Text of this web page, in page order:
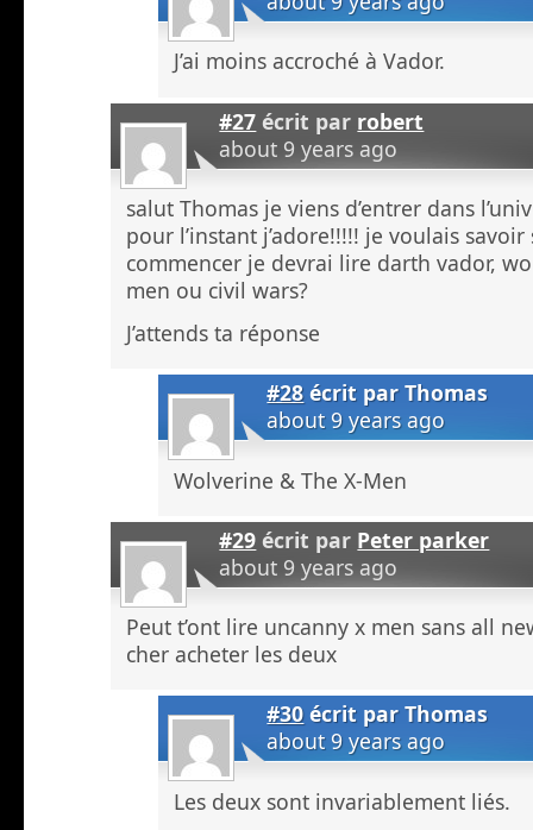
J’ai moins accroché à Vador.
#27 écrit par robert
about 9 years ago
salut Thomas je viens d’entrer dans
pour l’instant j’adore!!!!! je voulais
commencer je devrai lire darth vador,
men ou civil wars?
J’attends ta réponse
#28écrit parThomas
about 9 years ago
Wolverine & The X-Men
#29 écrit par Peter parker
about 9 years ago
Peut t’ont lire uncanny x men sans all
cher acheter les deux
#30écrit parThomas
about 9 years ago
Les deux sont invariablement liés.